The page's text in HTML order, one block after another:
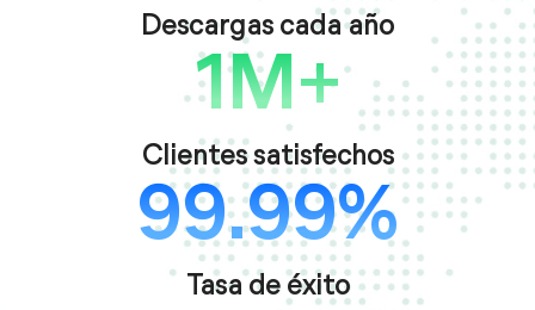
Descargas cada año
1M+
Clientes satisfechos
99.99%
Tasa de éxito